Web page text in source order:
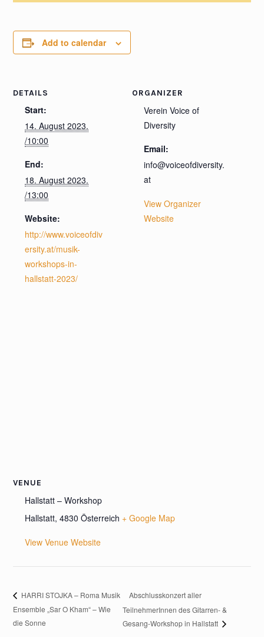
Add to calendar
DETAILS
Start:
14. August 2023.
/10:00
End:
18. August 2023.
/13:00
Website:
http://www.voiceofdiv
ersity.at/musik-
workshops-in-
hallstatt-2023/
ORGANIZER
Verein Voice of
Diversity
Email:
info@voiceofdiversity.
at
View Organizer
Website
VENUE
Hallstatt – Workshop
Hallstatt, 4830 Österreich + Google Map
View Venue Website
HARRI STOJKA – Roma Musik
Ensemble „Sar O Kham“ – Wie
die Sonne
Abschlusskonzert aller
TeilnehmerInnen des Gitarren- &
Gesang-Workshop in Hallstatt